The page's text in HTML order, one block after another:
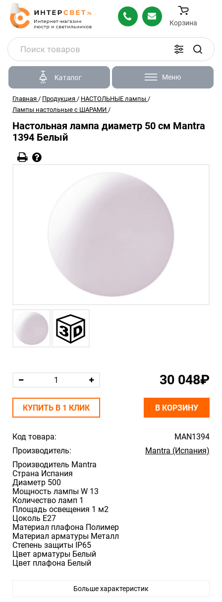
Корзина
Каталог Меню
Главная / Продукция / НАСТОЛЬНЫЕ лампы /
Лампы настольные с ШАРАМИ /
Настольная лампа диаметр 50 см Mantra
1394 Белый
Код товара:
MAN1394
Производитель:
Mantra (Испания)
Производитель Mantra
Страна Испания
Диаметр 500
Мощность лампы W 13
Количество ламп 1
Площадь освещения 1 м2
Цоколь E27
Материал плафона Полимер
Материал арматуры Металл
Степень защиты IP65
Цвет арматуры Белый
Цвет плафона Белый
Больше характеристик
30 048₽
КУПИТЬ В 1 КЛИК В КОРЗИНУ